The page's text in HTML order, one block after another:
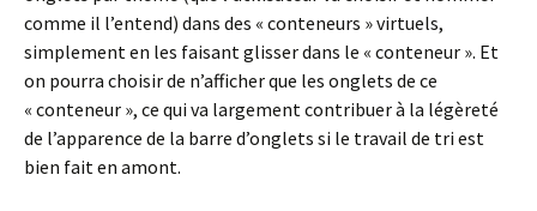
comme il l’entend) dans des « conteneurs » virtuels,
simplement en les faisant glisser dans le « conteneur ». Et
on pourra choisir de n’afficher que les onglets de ce
« conteneur », ce qui va largement contribuer à la légèreté
de l’apparence de la barre d’onglets si le travail de tri est
bien fait en amont.